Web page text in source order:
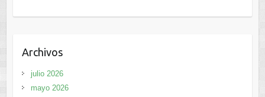
Archivos
julio 2026
mayo 2026